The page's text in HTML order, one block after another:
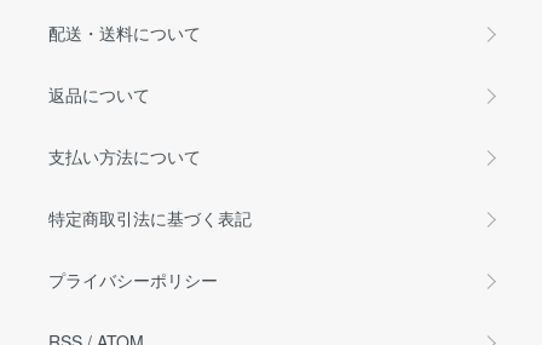
配送・送料について
返品について
支払い方法について
特定商取引法に基づく表記
プライバシーポリシー